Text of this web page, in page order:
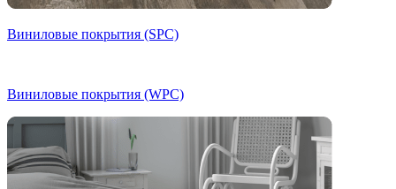
Виниловые покрытия (SPC)
Виниловые покрытия (WPC)